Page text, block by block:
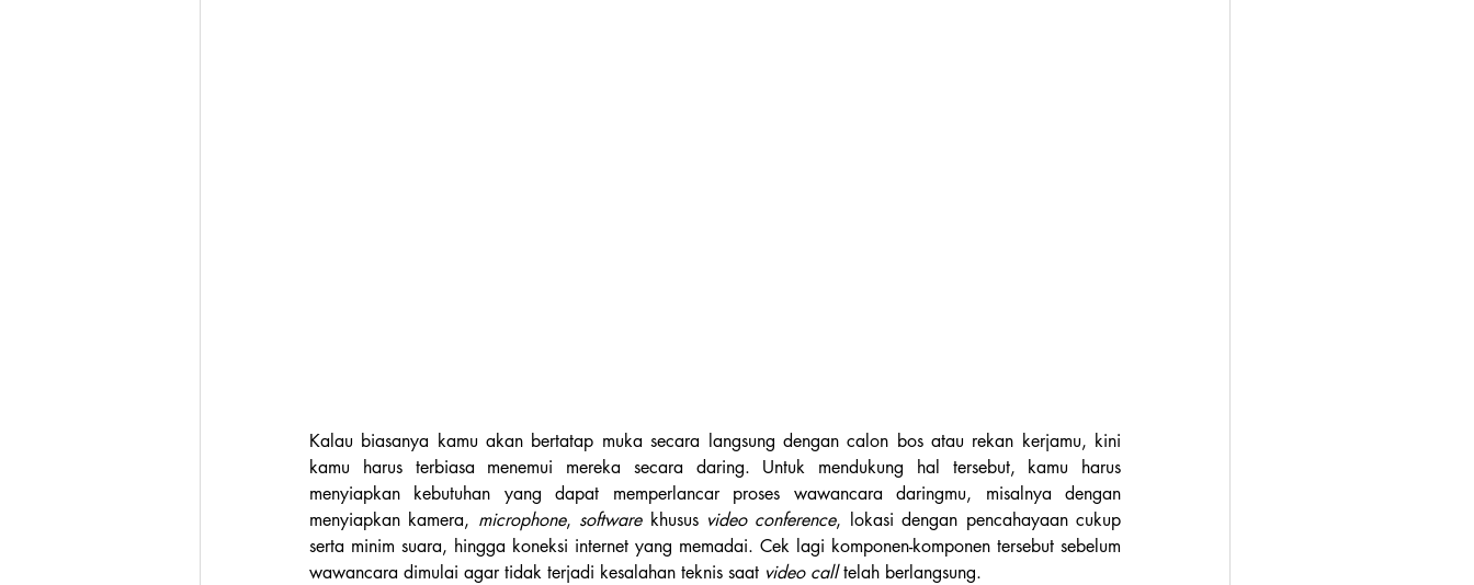
Kalau biasanya kamu akan bertatap muka secara langsung dengan calon bos atau rekan kerjamu, kini
kamu harus terbiasa menemui mereka secara daring. Untuk mendukung hal tersebut, kamu harus
menyiapkan kebutuhan yang dapat memperlancar proses wawancara daringmu, misalnya dengan
menyiapkan kamera, microphone, software khusus video conference, lokasi dengan pencahayaan cukup
serta minim suara, hingga koneksi internet yang memadai. Cek lagi komponen-komponen tersebut sebelum
wawancara dimulai agar tidak terjadi kesalahan teknis saat video call telah berlangsung.